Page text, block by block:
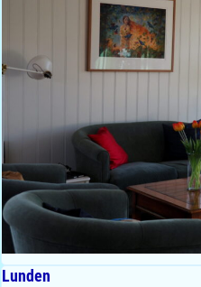
Lunden